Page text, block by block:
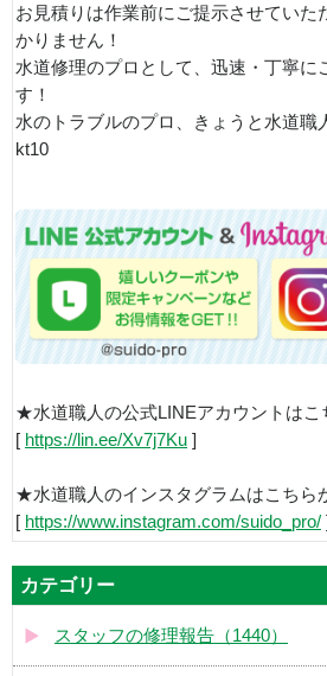
お見積りは作業前にご提示させていた
かりません！
水道修理のプロとして、迅速・丁寧に
す！
水のトラブルのプロ、きょうと水道職
kt10
★水道職人の公式LINEアカウントはこ
[ https://lin.ee/Xv7j7Ku ]
★水道職人のインスタグラムはこちら
[ https://www.instagram.com/suido_pro/ ]
カテゴリー
スタッフの修理報告（1440）